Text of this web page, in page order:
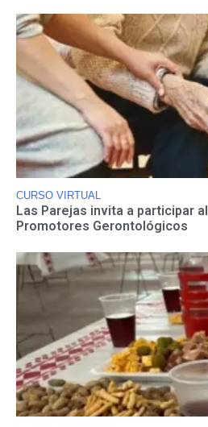
CURSO VIRTUAL
Las Parejas invita a participar
Promotores Gerontológicos